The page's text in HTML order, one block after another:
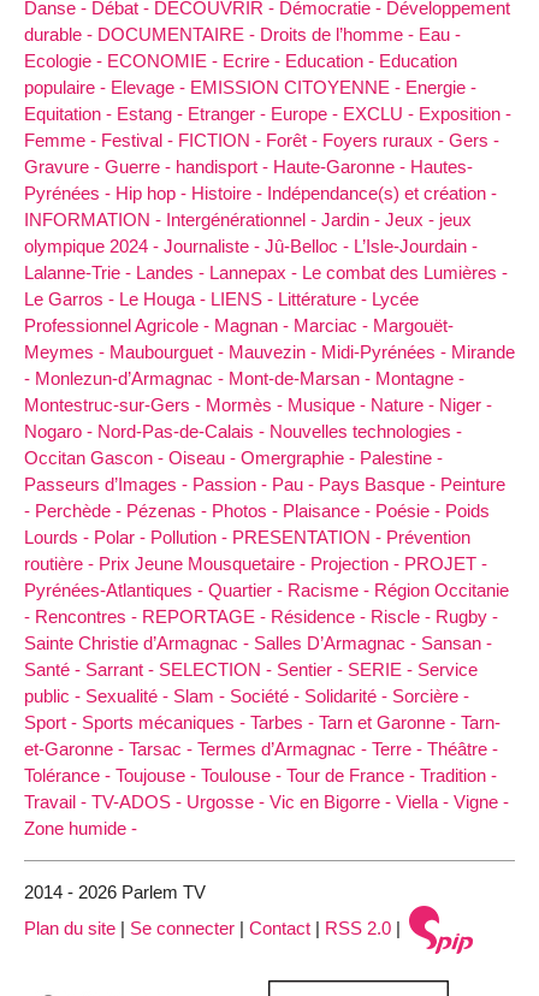
Danse - Débat - DECOUVRIR - Démocratie - Développement
durable - DOCUMENTAIRE - Droits de l’homme - Eau -
Ecologie - ECONOMIE - Ecrire - Education - Education
populaire - Elevage - EMISSION CITOYENNE - Energie -
Equitation - Estang - Etranger - Europe - EXCLU - Exposition -
Femme - Festival - FICTION - Forêt - Foyers ruraux - Gers -
Gravure - Guerre - handisport - Haute-Garonne - Hautes-
Pyrénées - Hip hop - Histoire - Indépendance(s) et création -
INFORMATION - Intergénérationnel - Jardin - Jeux - jeux
olympique 2024 - Journaliste - Jû-Belloc - L’Isle-Jourdain -
Lalanne-Trie - Landes - Lannepax - Le combat des Lumières -
Le Garros - Le Houga - LIENS - Littérature - Lycée
Professionnel Agricole - Magnan - Marciac - Margouët-
Meymes - Maubourguet - Mauvezin - Midi-Pyrénées - Mirande
- Monlezun-d’Armagnac - Mont-de-Marsan - Montagne -
Montestruc-sur-Gers - Mormès - Musique - Nature - Niger -
Nogaro - Nord-Pas-de-Calais - Nouvelles technologies -
Occitan Gascon - Oiseau - Omergraphie - Palestine -
Passeurs d’Images - Passion - Pau - Pays Basque - Peinture
- Perchède - Pézenas - Photos - Plaisance - Poésie - Poids
Lourds - Polar - Pollution - PRESENTATION - Prévention
routière - Prix Jeune Mousquetaire - Projection - PROJET -
Pyrénées-Atlantiques - Quartier - Racisme - Région Occitanie
- Rencontres - REPORTAGE - Résidence - Riscle - Rugby -
Sainte Christie d’Armagnac - Salles D’Armagnac - Sansan -
Santé - Sarrant - SELECTION - Sentier - SERIE - Service
public - Sexualité - Slam - Société - Solidarité - Sorcière -
Sport - Sports mécaniques - Tarbes - Tarn et Garonne - Tarn-
et-Garonne - Tarsac - Termes d’Armagnac - Terre - Théâtre -
Tolérance - Toujouse - Toulouse - Tour de France - Tradition -
Travail - TV-ADOS - Urgosse - Vic en Bigorre - Viella - Vigne -
Zone humide -
2014 - 2026 Parlem TV
Plan du site | Se connecter | Contact | RSS 2.0 |